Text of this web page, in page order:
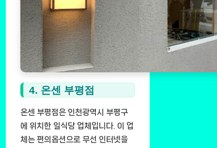
4. 온센 부평점
온센 부평점은 인천광역시 부평구
에 위치한 일식당 업체입니다. 이 업
체는 편의옵션으로 무선 인터넷을